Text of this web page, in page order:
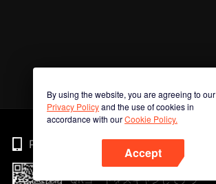
By using the website, you are agreeing to our
Privacy Policyand the use of cookies in
accordance with ourCookie Policy.
Accept
Phone
QRコードをスキャンしてアプ